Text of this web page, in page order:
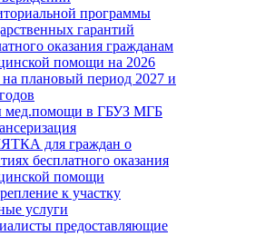
программы
гарантий
оказания гражданам
помощи на 2026
на плановый период 2027 и
мед.помощи в ГБУЗ МГБ
для граждан о
бесплатного оказания
помощи
к участку
услуги
предоставляющие